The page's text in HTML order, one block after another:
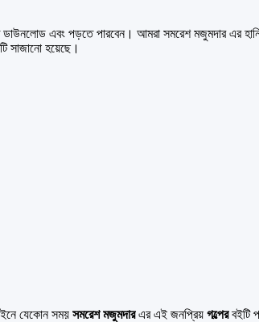
ডাউনলোড এবং পড়তে পারবেন। আমরা সমরেশ মজুমদার এর
সাজানো হয়েছে।
যেকোন সময় সমরেশ মজুমদারএর এই জনপ্রিয় গল্পেরবইটি